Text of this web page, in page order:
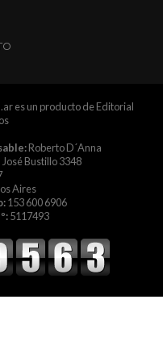
es un producto de Editorial
Roberto D´Anna
Bustillo 3348
Aires
153 600 6906
5117493